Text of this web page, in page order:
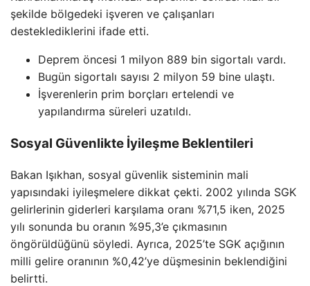
şekilde bölgedeki işveren ve çalışanları
desteklediklerini ifade etti.
Deprem öncesi 1 milyon 889 bin sigortalı vardı.
Bugün sigortalı sayısı 2 milyon 59 bine ulaştı.
İşverenlerin prim borçları ertelendi ve
yapılandırma süreleri uzatıldı.
Sosyal Güvenlikte İyileşme Beklentileri
Bakan Işıkhan, sosyal güvenlik sisteminin mali
yapısındaki iyileşmelere dikkat çekti. 2002 yılında SGK
gelirlerinin giderleri karşılama oranı %71,5 iken, 2025
yılı sonunda bu oranın %95,3’e çıkmasının
öngörüldüğünü söyledi. Ayrıca, 2025’te SGK açığının
milli gelire oranının %0,42’ye düşmesinin beklendiğini
belirtti.